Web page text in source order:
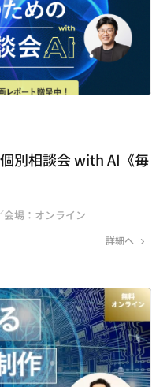
別相談会 with AI《毎
場：オンライン
詳細へ